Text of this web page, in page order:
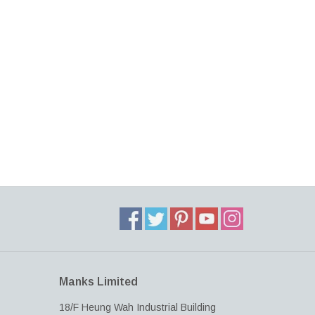
Manks Limited
18/F Heung Wah Industrial Building